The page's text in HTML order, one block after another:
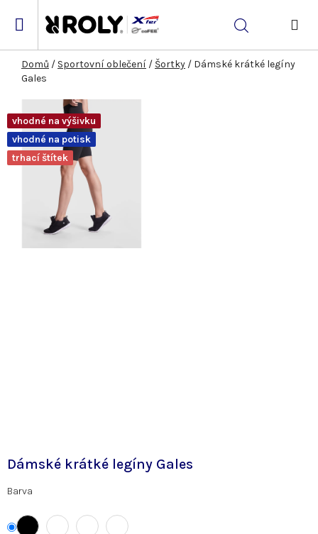
Hledat
Domů / Sportovní oblečení / Šortky / Dámské krátké legíny
Gales
Dámské krátké legíny Gales
Barva
vhodné na výšivku
vhodné na potisk
trhací štítek